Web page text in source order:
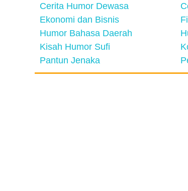
Cerita Humor Dewasa
Ekonomi dan Bisnis
Humor Bahasa Daerah
Kisah Humor Sufi
Pantun Jenaka